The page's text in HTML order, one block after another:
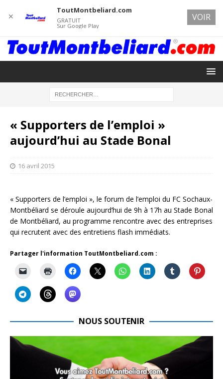
« Supporters de l’emploi »
aujourd’hui au Stade Bonal
16 avril 2015
« Supporters de l’emploi », le forum de l’emploi du FC Sochaux-
Montbéliard se déroule aujourd’hui de 9h à 17h au Stade Bonal
de Montbéliard, au programme rencontre avec des entreprises
qui recrutent avec des entretiens flash immédiats.
Partager l'information ToutMontbeliard.com :
NOUS SOUTENIR
✕
ToutMontbeliard.com
GRATUIT
Sur Google Play
VOIR